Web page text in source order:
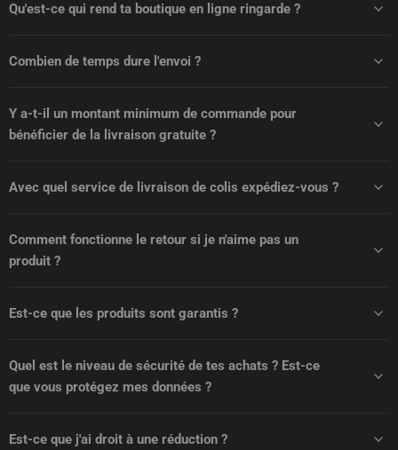
Qu'est-ce qui rend ta boutique en ligne ringarde ?
Combien de temps dure l'envoi ?
Y a-t-il un montant minimum de commande pour
bénéficier de la livraison gratuite ?
Avec quel service de livraison de colis expédiez-vous ?
Comment fonctionne le retour si je n'aime pas un
produit ?
Est-ce que les produits sont garantis ?
Quel est le niveau de sécurité de tes achats ? Est-ce
que vous protégez mes données ?
Est-ce que j'ai droit à une réduction ?